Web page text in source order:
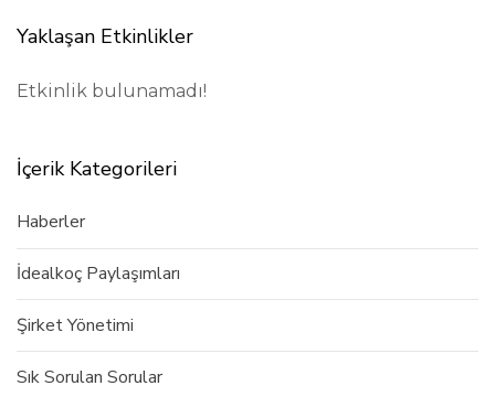
Yaklaşan Etkinlikler
Etkinlik bulunamadı!
İçerik Kategorileri
Haberler
İdealkoç Paylaşımları
Şirket Yönetimi
Sık Sorulan Sorular